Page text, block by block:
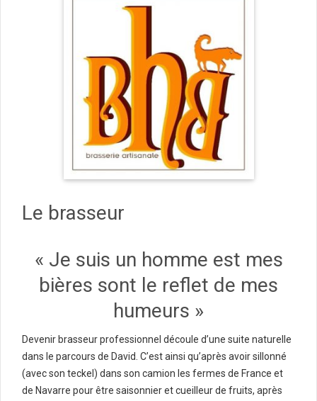
Le brasseur
« Je suis un homme est mes
bières sont le reflet de mes
humeurs »
Devenir brasseur professionnel découle d’une suite naturelle
dans le parcours de David. C’est ainsi qu’après avoir sillonné
(avec son teckel) dans son camion les fermes de France et
de Navarre pour être saisonnier et cueilleur de fruits, après